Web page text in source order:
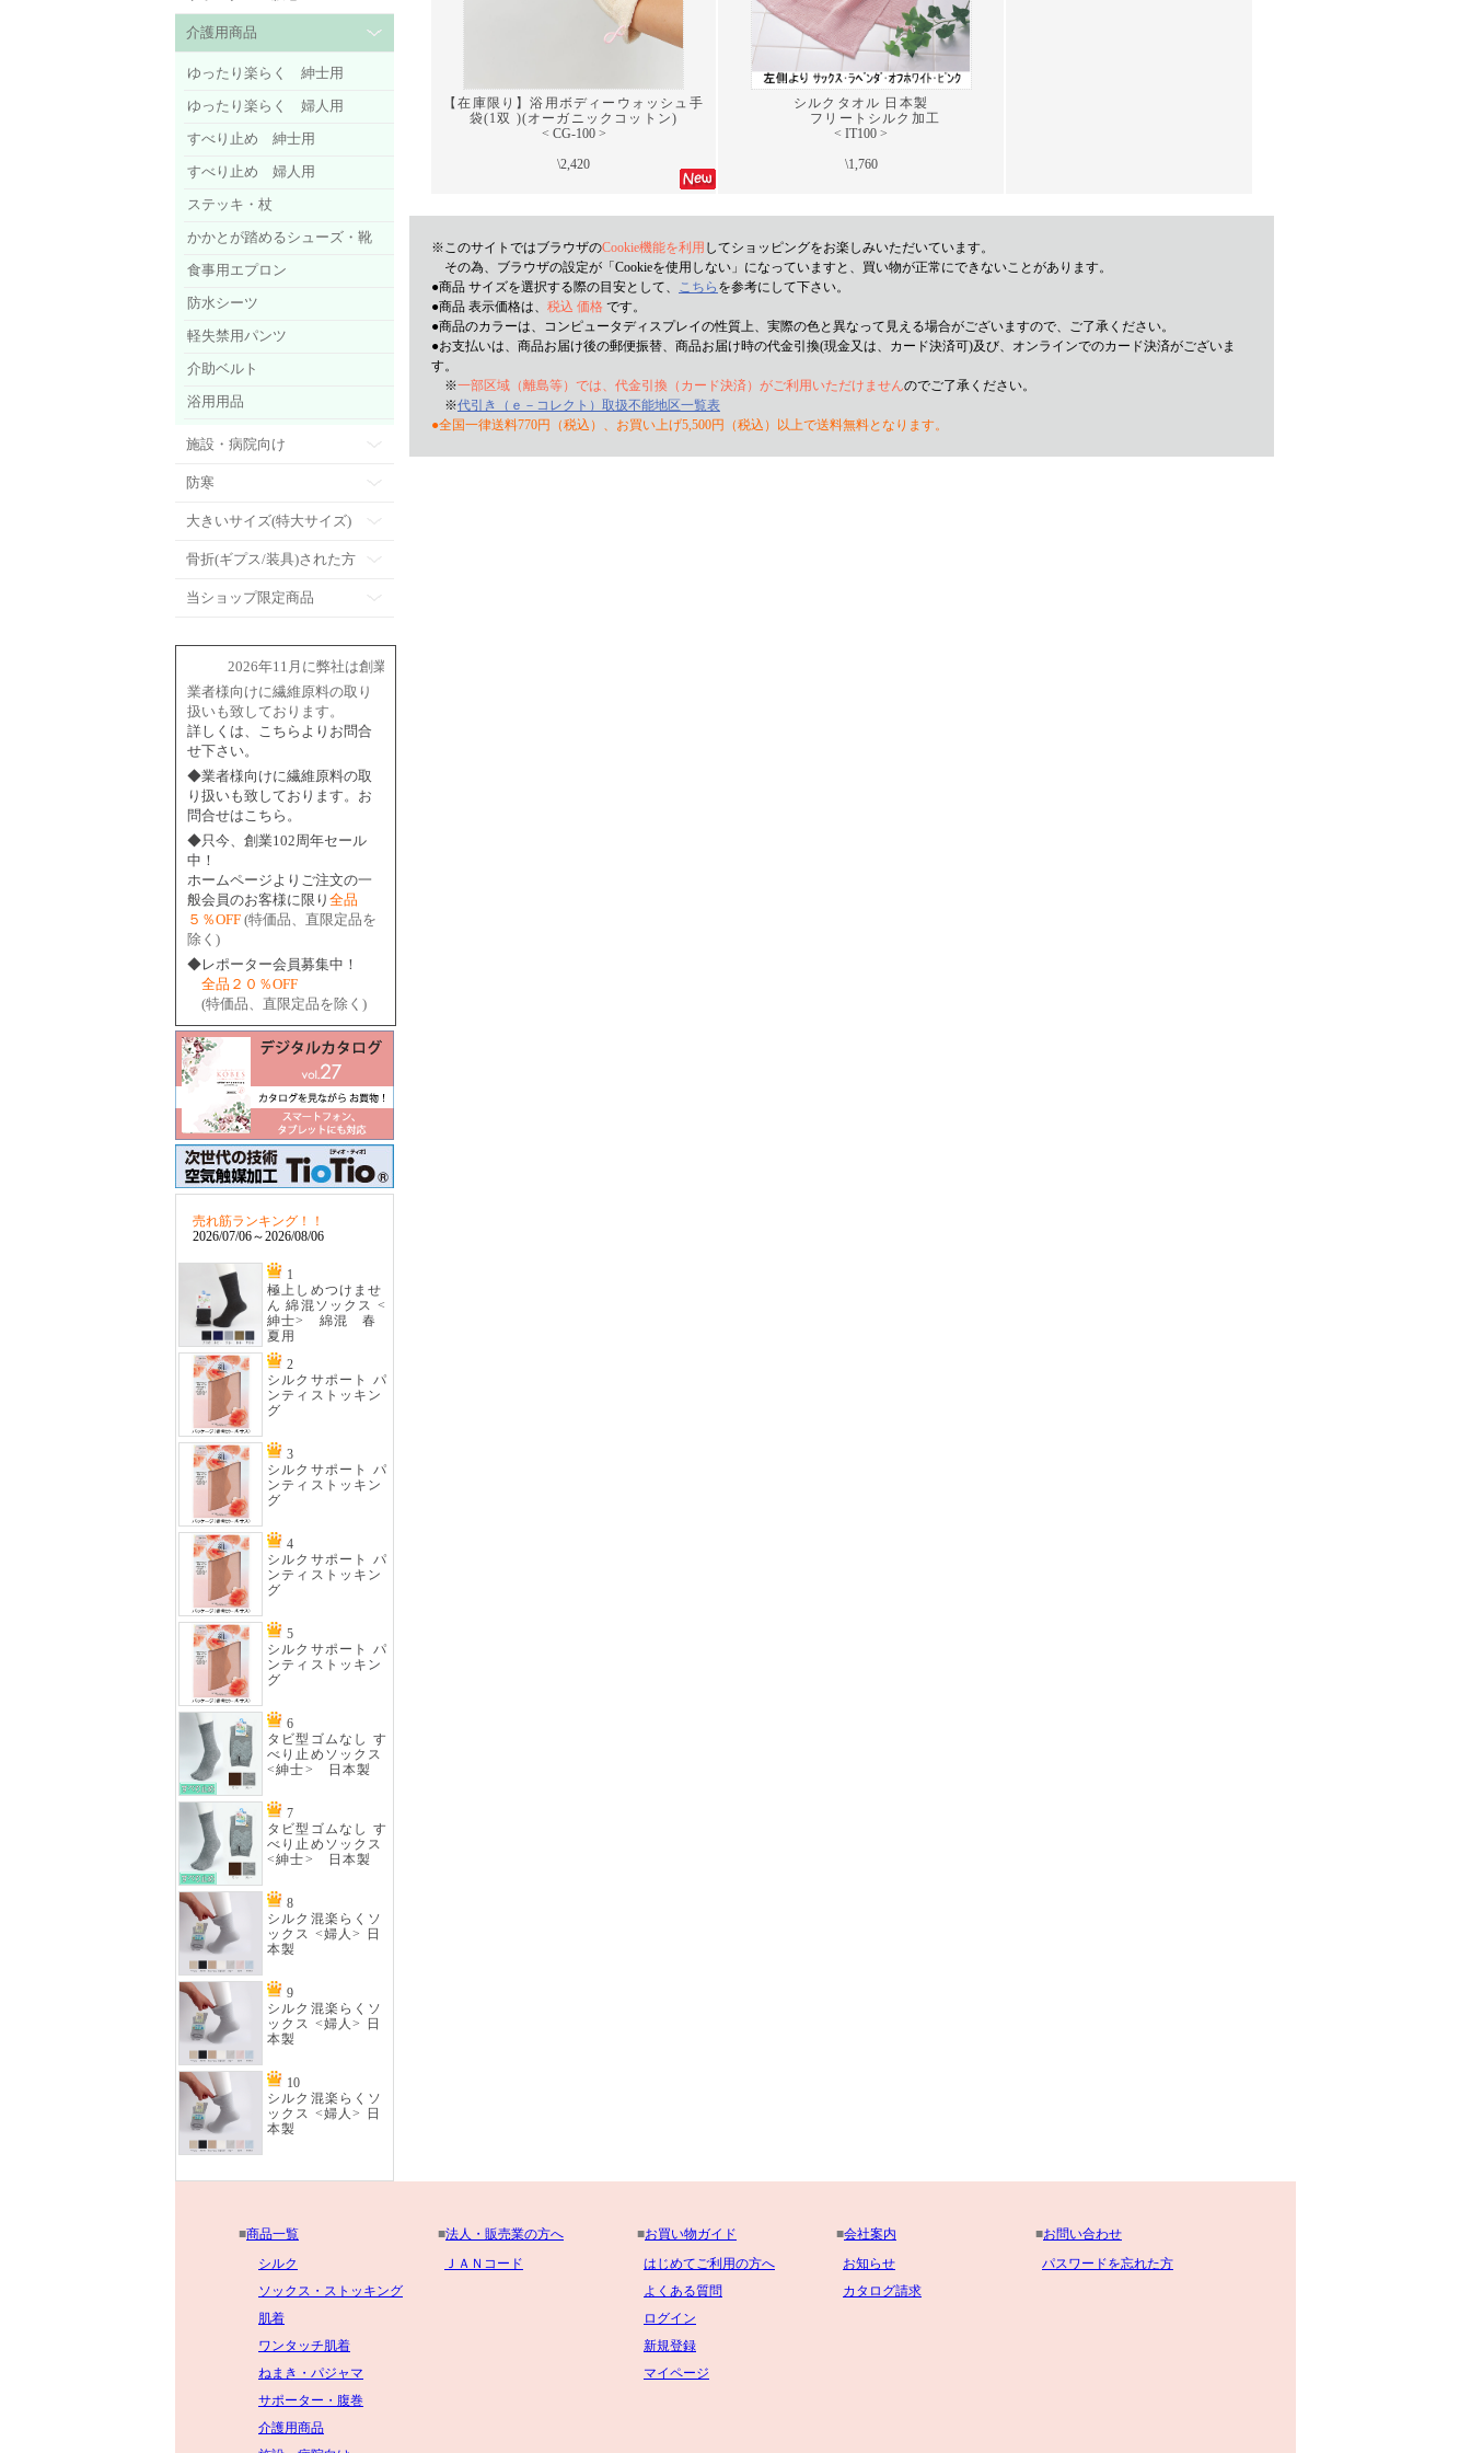
介護用商品
ゆったり楽らく 紳士用
ゆったり楽らく 婦人用
すべり止め 紳士用
すべり止め 婦人用
ステッキ・杖
かかとが踏めるシューズ・靴
食事用エプロン
防水シーツ
軽失禁用パンツ
介助ベルト
浴用用品
施設・病院向け
防寒
大きいサイズ(特大サイズ)
骨折(ギプス/装具)された方
当ショップ限定商品
2026年11月に弊社は創業102周年を迎えます。
業者様向けに繊維原料の取り
扱いも致しております。
詳しくは、こちらよりお問合
せ下さい。
◆業者様向けに繊維原料の取
り扱いも致しております。お
問合せはこちら。
◆只今、創業102周年セール
中！
ホームページよりご注文の一
般会員のお客様に限り 全品
５％OFF (特価品、直限定品を
除く)
◆レポーター会員募集中！
全品２０％OFF
(特価品、直限定品を除く)
売れ筋ランキング！！
2026/07/06～2026/08/06
1
極上しめつけませ
ん 綿混ソックス <
紳士> 綿混 春
夏用
2
シルクサポート パ
ンティストッキン
グ
3
シルクサポート パ
ンティストッキン
グ
4
シルクサポート パ
ンティストッキン
グ
5
シルクサポート パ
ンティストッキン
グ
6
タビ型ゴムなし す
べり止めソックス
<紳士> 日本製
7
タビ型ゴムなし す
べり止めソックス
<紳士> 日本製
8
シルク混楽らくソ
ックス <婦人> 日
本製
9
シルク混楽らくソ
ックス <婦人> 日
本製
10
シルク混楽らくソ
ックス <婦人> 日
本製
【在庫限り】浴用ボディーウォッシュ手
袋(1双 )(オーガニックコットン)
< CG-100 >
\2,420
シルクタオル 日本製
フリートシルク加工
< IT100 >
\1,760
※このサイトではブラウザのCookie機能を利用 してショッピングをお楽しみいただいています。
その為、ブラウザの設定が「Cookieを使用しない」になっていますと、買い物が正常にできないことがあります。
●商品 サイズを選択する際の目安として、 こちら を参考にして下さい。
●商品 表示価格は、 税込 価格 です。
●商品のカラーは、コンピュータディスプレイの性質上、実際の色と異なって見える場合がございますので、ご了承ください。
●お支払いは、商品お届け後の郵便振替、商品お届け時の代金引換(現金又は、カード決済可)及び、オンラインでのカード決済がございま
す。
※一部区域（離島等）では、代金引換（カード決済）がご利用いただけませんのでご了承ください。
※代引き（ｅ－コレクト）取扱不能地区一覧表
●全国一律送料770円（税込）、お買い上げ5,500円（税込）以上で送料無料となります。
■商品一覧 ■法人・販売業の方へ ■お買い物ガイド ■会社案内 ■お問い合わせ
シルク
ソックス・ストッキング
肌着
ワンタッチ肌着
ねまき・パジャマ
サポーター・腹巻
介護用商品
ＪＡＮコード
はじめてご利用の方へ
よくある質問
ログイン
新規登録
マイページ
お知らせ
カタログ請求
パスワードを忘れた方